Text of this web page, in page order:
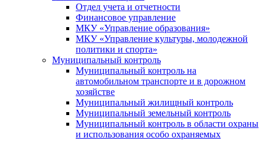
Отдел учета и отчетности
Финансовое управление
МКУ «Управление образования»
МКУ «Управление культуры, молодежной
политики и спорта»
Муниципальный контроль
Муниципальный контроль на
автомобильном транспорте и в дорожном
хозяйстве
Муниципальный жилищный контроль
Муниципальный земельный контроль
Муниципальный контроль в области охраны
и использования особо охраняемых